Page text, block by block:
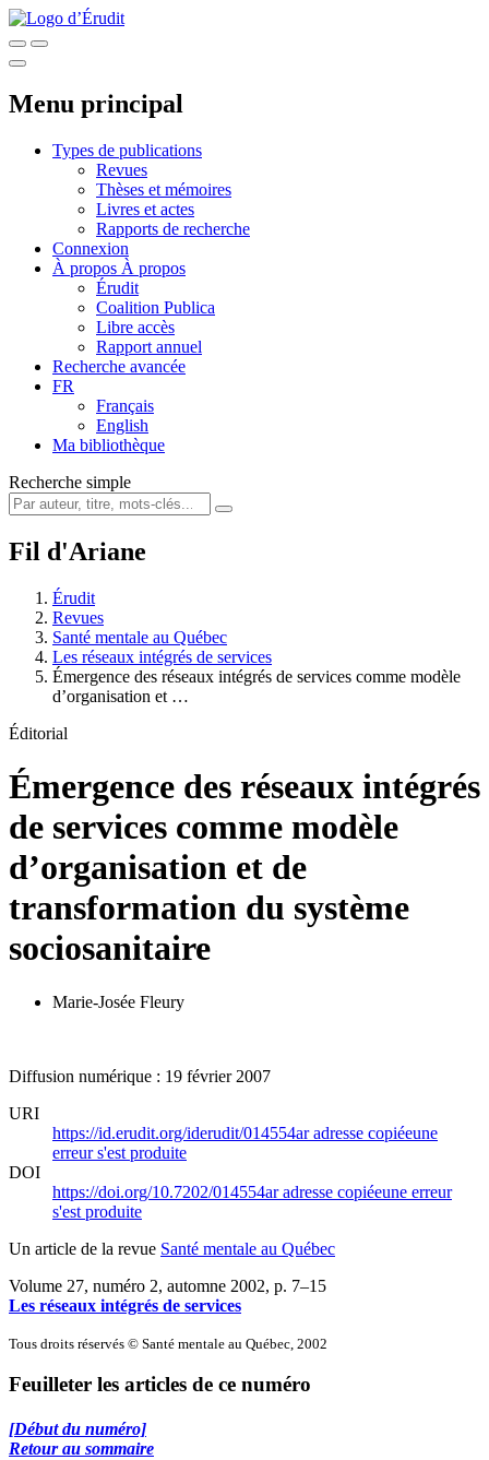
Menu principal
Types de publications
Revues
Thèses et mémoires
Livres et actes
Rapports de recherche
Connexion
À propos À propos
Érudit
Coalition Publica
Libre accès
Rapport annuel
Recherche avancée
FR
Français
English
Ma bibliothèque
Recherche simple
Fil d'Ariane
Érudit
Revues
Santé mentale au Québec
Les réseaux intégrés de services
Émergence des réseaux intégrés de services comme modèle
d’organisation et …
Éditorial
Émergence des réseaux intégrés
de services comme modèle
d’organisation et de
transformation du système
sociosanitaire
Marie-Josée Fleury
Diffusion numérique : 19 février 2007
URI
https://id.erudit.org/iderudit/014554aradresse copiéeune
erreur s'est produite
DOI
https://doi.org/10.7202/014554aradresse copiéeune erreur
s'est produite
Un article de la revue Santé mentale au Québec
Volume 27, numéro 2, automne 2002, p. 7–15
Les réseaux intégrés de services
Tous droits réservés © Santé mentale au Québec, 2002
Feuilleter les articles de ce numéro
[Début du numéro]
Retour au sommaire